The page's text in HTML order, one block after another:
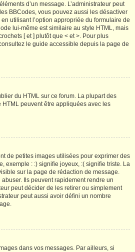
d’un message. L’administrateur peut
BBCodes, vous pouvez aussi les désactiver
utilisant l’option appropriée du formulaire de
lui-même est similaire au style HTML, mais
[ et ] plutôt que < et >. Pour plus
le guide accessible depuis la page de
du HTML sur ce forum. La plupart des
peuvent être appliquées avec les
de petites images utilisées pour exprimer des
exemple : :) signifie joyeux, :( signifie triste. La
sur la page de rédaction de message.
Ils peuvent rapidement rendre un
peut décider de les retirer ou simplement
peut aussi avoir défini un nombre
dans vos messages. Par ailleurs, si